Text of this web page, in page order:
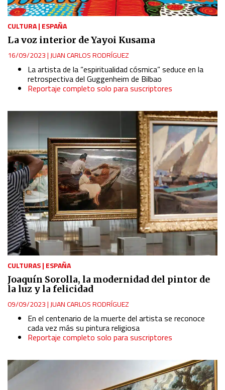
CULTURA| ESPAÑA
La voz interior de Yayoi Kusama
16/09/2023|JUAN CARLOS RODRÍGUEZ
La artista de la “espiritualidad cósmica” seduce en la
retrospectiva del Guggenheim de Bilbao
Reportaje completo solo para suscriptores
CULTURAS| ESPAÑA
Joaquín Sorolla, la modernidad del pintor de
la luz y la felicidad
09/09/2023| JUAN CARLOS RODRÍGUEZ
En el centenario de la muerte del artista se reconoce
cada vez más su pintura religiosa
Reportaje completo solo para suscriptores